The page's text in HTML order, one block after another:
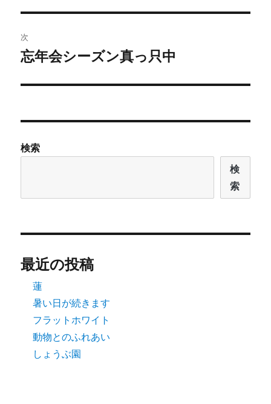
ビ
ゲ
ー
ン
投
稿:
次
次
投
忘年会シーズン真っ只中
検索
検
索
最近の投稿
蓮
暑い日が続きます
フラットホワイト
動物とのふれあい
しょうぶ園